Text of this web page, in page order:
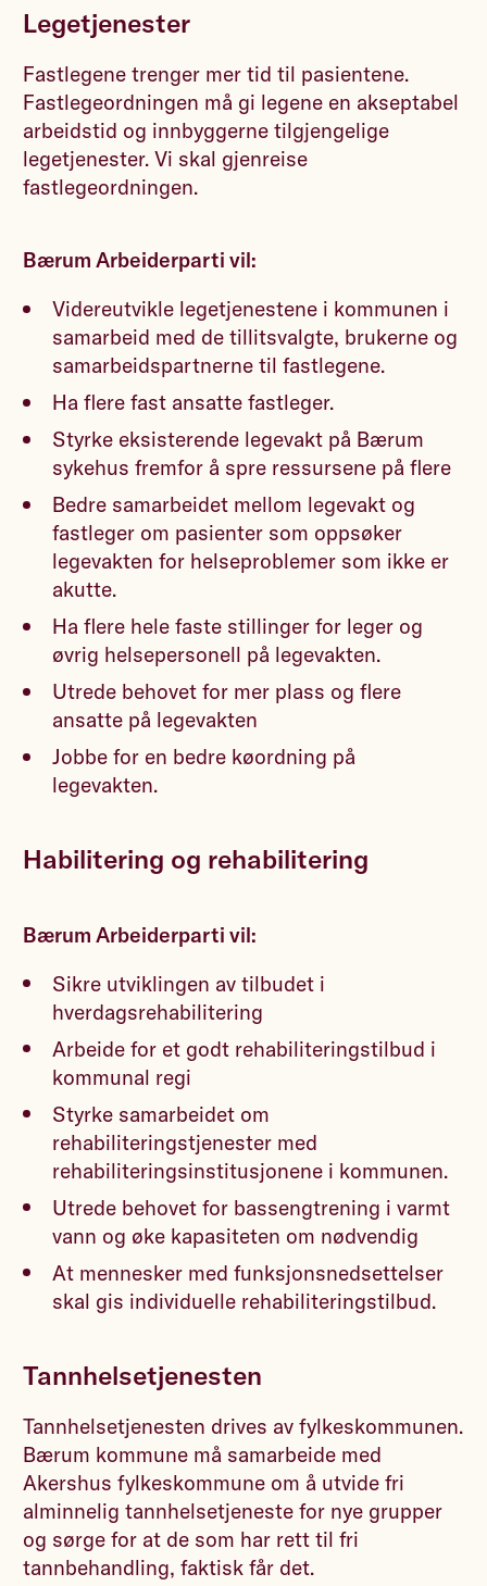
Legetjenester
Fastlegene trenger mer tid til pasientene.
Fastlegeordningen må gi legene en akseptabel
arbeidstid og innbyggerne tilgjengelige
legetjenester. Vi skal gjenreise
fastlegeordningen.
Bærum Arbeiderparti vil:
Videreutvikle legetjenestene i kommunen i
samarbeid med de tillitsvalgte, brukerne og
samarbeidspartnerne til fastlegene.
Ha flere fast ansatte fastleger.
Styrke eksisterende legevakt på Bærum
sykehus fremfor å spre ressursene på flere
Bedre samarbeidet mellom legevakt og
fastleger om pasienter som oppsøker
legevakten for helseproblemer som ikke er
akutte.
Ha flere hele faste stillinger for leger og
øvrig helsepersonell på legevakten.
Utrede behovet for mer plass og flere
ansatte på legevakten
Jobbe for en bedre køordning på
legevakten.
Habilitering og rehabilitering
Bærum Arbeiderparti vil:
Sikre utviklingen av tilbudet i
hverdagsrehabilitering
Arbeide for et godt rehabiliteringstilbud i
kommunal regi
Styrke samarbeidet om
rehabiliteringstjenester med
rehabiliteringsinstitusjonene i kommunen.
Utrede behovet for bassengtrening i varmt
vann og øke kapasiteten om nødvendig
At mennesker med funksjonsnedsettelser
skal gis individuelle rehabiliteringstilbud.
Tannhelsetjenesten
Tannhelsetjenesten drives av fylkeskommunen.
Bærum kommune må samarbeide med
Akershus fylkeskommune om å utvide fri
alminnelig tannhelsetjeneste for nye grupper
og sørge for at de som har rett til fri
tannbehandling, faktisk får det.